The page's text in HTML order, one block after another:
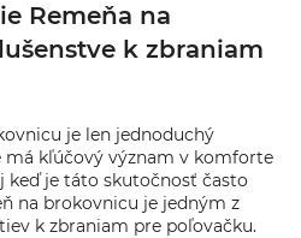
Remeňa na
k zbraniam
je len jednoduchý
má kľúčový význam v komforte
keď je táto skutočnosť často
na brokovnicu je jedným z
k zbraniam pre poľovačku.